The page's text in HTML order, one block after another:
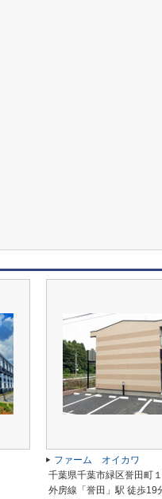
ファーム オイカワ
千葉県千葉市緑区誉田町
外房線「誉田」駅 徒歩19